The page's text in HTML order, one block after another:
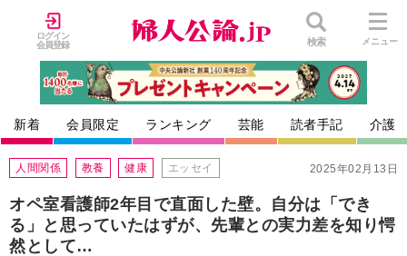
ログイン
会員登録
検索 メニュー
新着 会員限定 ランキング 芸能 読者手記 介護
2025年02月13日
人間関係 教養 健康 エッセイ
オペ室看護師2年目で直面した壁。自分は「でき
る」と思っていたはずが、先輩との実力差を知り愕
然として…